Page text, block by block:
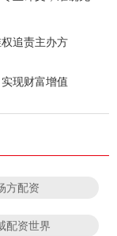
追责主办方
现财富增值
方配资
配资世界